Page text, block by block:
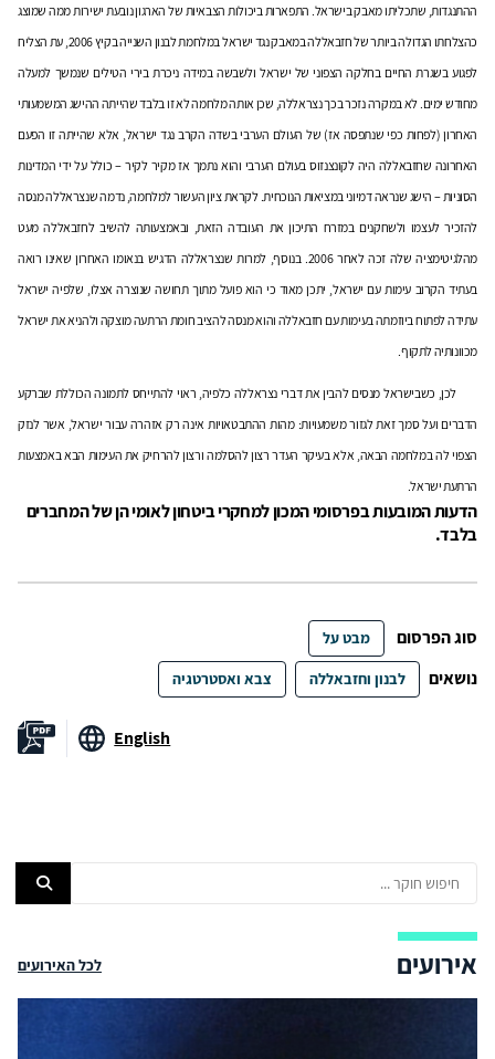
ההתנגדות, שתכליתו מאבק בישראל. התפארות ביכולות הצבאיות של הארגון נובעת ישירות ממה שמוצג
כהצלחתו הגדולה ביותר של חזבאללה במאבק נגד ישראל במלחמת לבנון השנייה בקיץ 2006, עת הצליח
לפגוע בשגרת החיים בחלקה הצפוני של ישראל ולשבשה במידה ניכרת בירי הטילים שנמשך למעלה
מחודש ימים. לא במקרה נזכר בכך נצראללה, שכן אותה מלחמה לא זו בלבד שהייתה ההישג המשמעותי
האחרון (לפחות כפי שנתפסה אז) של העולם הערבי בשדה הקרב נגד ישראל, אלא שהייתה זו הפעם
האחרונה שחזבאללה היה לקונצנזוס בעולם הערבי והוא נתמך אז מקיר לקיר – כולל על ידי המדינות
הסוניות – הישג שנראה דמיוני במציאות הנוכחית. לקראת ציון העשור למלחמה, נדמה שנצראללה מנסה
להזכיר לעצמו ולשחקנים במזרח התיכון את העובדה הזאת, ובאמצעותה להשיב לחזבאללה מעט
מהלגיטימציה שלה זכה לאחר 2006. בנוסף, למרות שנצראללה הדגיש בנאומו האחרון שאינו רואה
בעתיד הקרוב עימות עם ישראל, יתכן מאוד כי הוא פועל מתוך תחושה שנוצרה אצלו, שלפיה ישראל
עתידה לפתוח ביוזמתה בעימות עם חזבאללה והוא מנסה להציב חומת הרתעה מוצקה ולהניא את ישראל
מכוונותיה לתקוף.
לכן, כשבישראל מנסים להבין את דברי נצראללה כלפיה, ראוי להתייחס לתמונה הכוללת שברקע
הדברים ועל סמך זאת לגזור משמעויות: מהות ההתבטאויות אינה רק אזהרה עבור ישראל, אשר לנזק
הצפוי לה במלחמה הבאה, אלא בעיקר העדר רצון להסלמה ורצון להרחיק את העימות הבא באמצעות
הרתעת ישראל.
הדעות המובעות בפרסומי המכון למחקרי ביטחון לאומי הן של המחברים
בלבד.
סוג הפרסום מבט על
נושאים לבנון וחזבאללה צבא ואסטרטגיה
English
אירועים לכל האירועים